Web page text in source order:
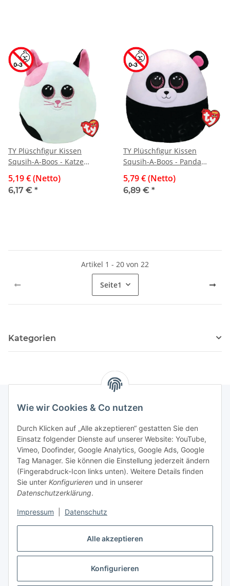
Alle akzeptieren
Konfigurieren
Wie wir Cookies & Co nutzen
Durch Klicken auf „Alle akzeptieren“ gestatten Sie den
Einsatz folgender Dienste auf unserer Website: YouTube,
Vimeo, Doofinder, Google Analytics, Google Ads, Google
Tag Manager. Sie können die Einstellung jederzeit ändern
(Fingerabdruck-Icon links unten). Weitere Details finden
Sie unter Konfigurieren und in unserer
Datenschutzerklärung.
Impressum Datenschutz
TY Plüschfigur Kissen
Squsih-A-Boos - Katze
5,19 € (Netto)
6,17 € *
TY Plüschfigur Kissen
Squsih-A-Boos - Panda
5,79 € (Netto)
6,89 € *
Artikel 1 - 20 von 22
Seite1
Kategorien
Allgemeines
Firma
Vertrag widerrufen